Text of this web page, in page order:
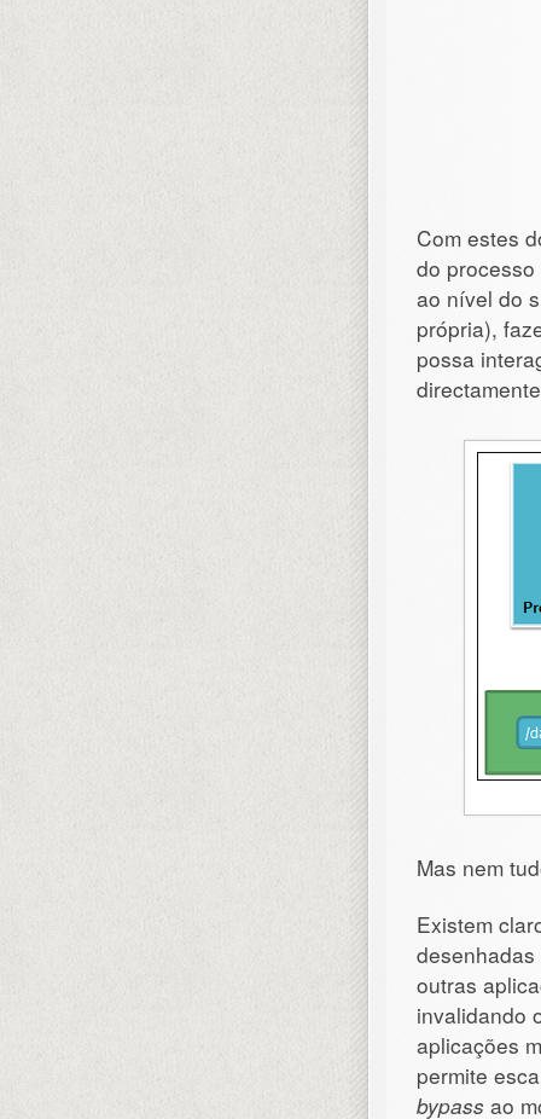
Com estes
do
ao nível do
própria),
possa
Mas nem
Existem
outras
invalidando
aplicações
permite
bypass ao